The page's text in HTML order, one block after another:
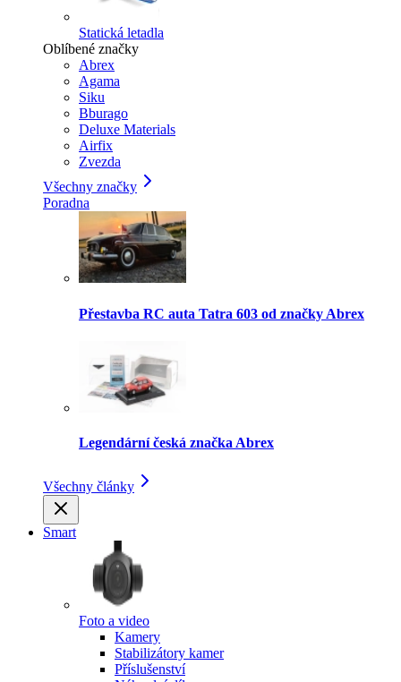
Statická letadla
Oblíbené značky
Abrex
Agama
Siku
Bburago
Deluxe Materials
Airfix
Zvezda
Všechny značky
Poradna
Přestavba RC auta Tatra 603 od značky Abrex
Legendární česká značka Abrex
Všechny články
Smart
Foto a video
Kamery
Stabilizátory kamer
Příslušenství